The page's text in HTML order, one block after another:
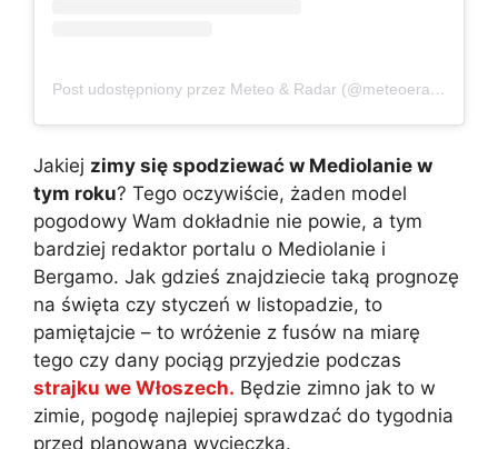
Post udostępniony przez Meteo & Radar (@meteoeradar)
Jakiej zimy się spodziewać w Mediolanie w
tym roku? Tego oczywiście, żaden model
pogodowy Wam dokładnie nie powie, a tym
bardziej redaktor portalu o Mediolanie i
Bergamo. Jak gdzieś znajdziecie taką prognozę
na święta czy styczeń w listopadzie, to
pamiętajcie – to wróżenie z fusów na miarę
tego czy dany pociąg przyjedzie podczas
strajku we Włoszech. Będzie zimno jak to w
zimie, pogodę najlepiej sprawdzać do tygodnia
przed planowaną wycieczką.